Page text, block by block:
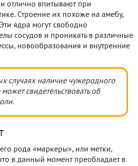
отлично впитывают при
Строение их похоже на амебу,
ядра могут свободно
сосудов и проникать в различные
новообразования и внутренние
случаях наличие чужеродного
свидетельствовать об
рода «маркеры», или метки,
в данный момент преобладает в